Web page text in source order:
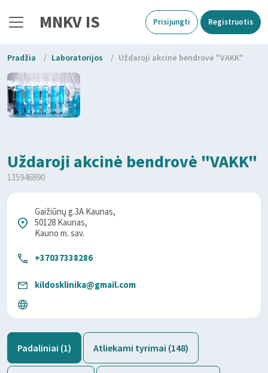
MNKV IS Prisijungti Registruotis
Pradžia / Laboratorijos / Uždaroji akcinė bendrovė "VAKK"
Uždaroji akcinė bendrovė "VAKK"
135946890
Gaižiūnų g.3A Kaunas,
50128 Kaunas,
Kauno m. sav.
+37037338286
kildosklinika@gmail.com
Padaliniai (1) Atliekami tyrimai (148)